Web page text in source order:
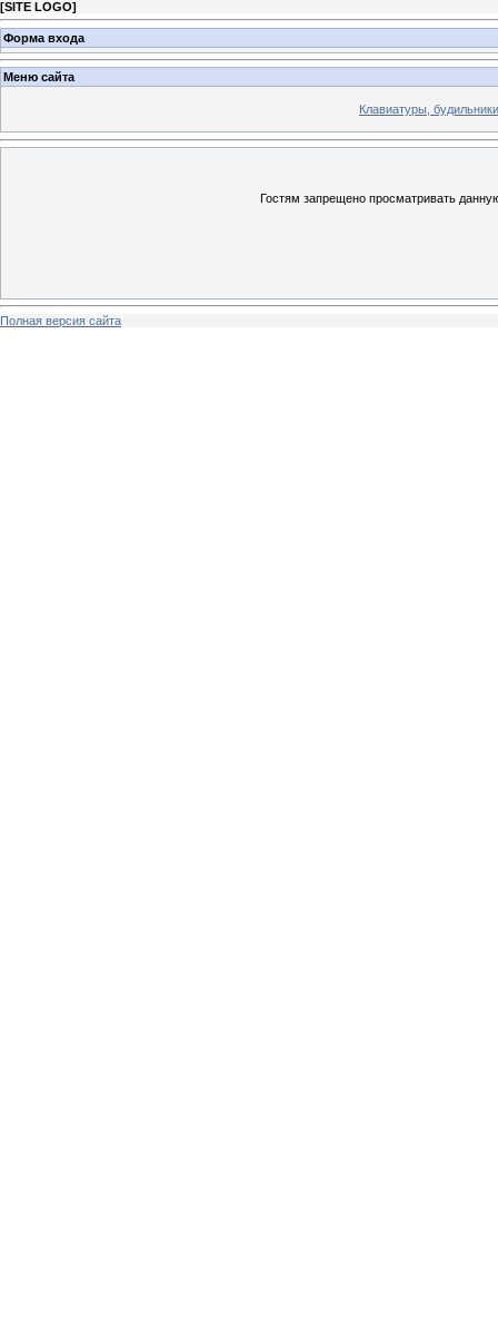
[SITE LOGO]
Форма входа
Меню сайта
Клавиатуры,
Гостям запрещено просматривать
Полная версия сайта